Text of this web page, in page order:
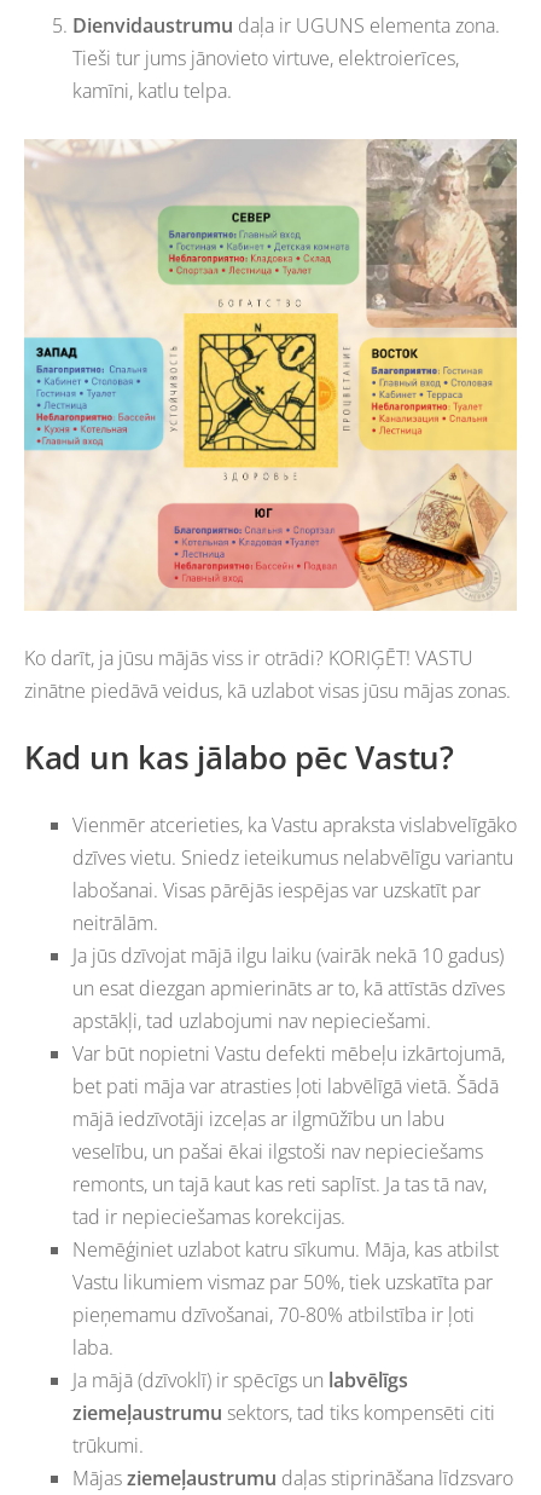
Dienvidaustrumu daļa ir UGUNS elementa zona.
Tieši tur jums jānovieto virtuve, elektroierīces,
kamīni, katlu telpa.
Ko darīt, ja jūsu mājās viss ir otrādi? KORIĢĒT! VASTU
zinātne piedāvā veidus, kā uzlabot visas jūsu mājas zonas.
Kad un kas jālabo pēc Vastu?
Vienmēr atcerieties, ka Vastu apraksta vislabvelīgāko
dzīves vietu. Sniedz ieteikumus nelabvēlīgu variantu
labošanai. Visas pārējās iespējas var uzskatīt par
neitrālām.
Ja jūs dzīvojat mājā ilgu laiku (vairāk nekā 10 gadus)
un esat diezgan apmierināts ar to, kā attīstās dzīves
apstākļi, tad uzlabojumi nav nepieciešami.
Var būt nopietni Vastu defekti mēbeļu izkārtojumā,
bet pati māja var atrasties ļoti labvēlīgā vietā. Šādā
mājā iedzīvotāji izceļas ar ilgmūžību un labu
veselību, un pašai ēkai ilgstoši nav nepieciešams
remonts, un tajā kaut kas reti saplīst. Ja tas tā nav,
tad ir nepieciešamas korekcijas.
Nemēģiniet uzlabot katru sīkumu. Māja, kas atbilst
Vastu likumiem vismaz par 50%, tiek uzskatīta par
pieņemamu dzīvošanai, 70-80% atbilstība ir ļoti
laba.
Ja mājā (dzīvoklī) ir spēcīgs un labvēlīgs
ziemeļaustrumu sektors, tad tiks kompensēti citi
trūkumi.
Mājasziemeļaustrumu daļas stiprināšana līdzsvaro